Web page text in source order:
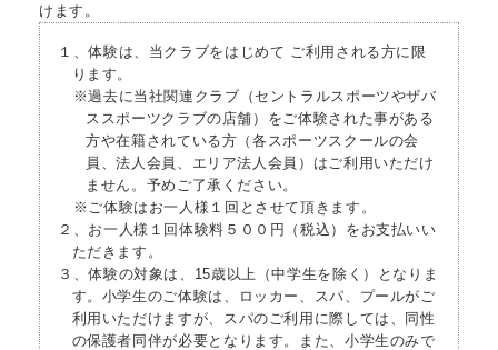
けます。
１、体験は、当クラブをはじめて ご利用される方に限
ります。
※過去に当社関連クラブ（セントラルスポーツやザバ
ススポーツクラブの店舗）をご体験された事がある
方や在籍されている方（各スポーツスクールの会
員、法人会員、エリア法人会員）はご利用いただけ
ません。予めご了承ください。
※ご体験はお一人様１回とさせて頂きます。
２、お一人様１回体験料５００円（税込）をお支払いい
ただきます。
３、体験の対象は、15歳以上（中学生を除く）となりま
す。小学生のご体験は、ロッカー、スパ、プールがご
利用いただけますが、スパのご利用に際しては、同性
の保護者同伴が必要となります。また、小学生のみで